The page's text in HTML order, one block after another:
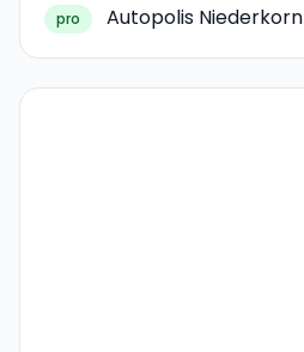
pro Autopolis Niederkorn